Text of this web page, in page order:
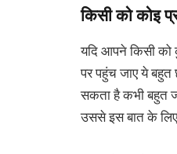
किसी को कोइ
यदि आपने किसी को
पर पहुंच जाए ये बहुत
सकता है कभी बहुत
उससे इस बात के